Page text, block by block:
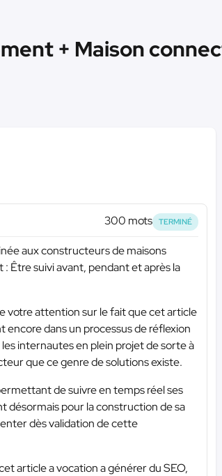
+ Maison
300 mots TERMINÉ
aux constructeurs de maisons
Être suivi avant, pendant et après la
votre attention sur le fait que cet article
dans un processus de réflexion
internautes en plein projet de sorte à
que ce genre de solutions existe.
de suivre en temps réel ses
désormais pour la construction de sa
dès validation de cette
article a vocation a générer du SEO,